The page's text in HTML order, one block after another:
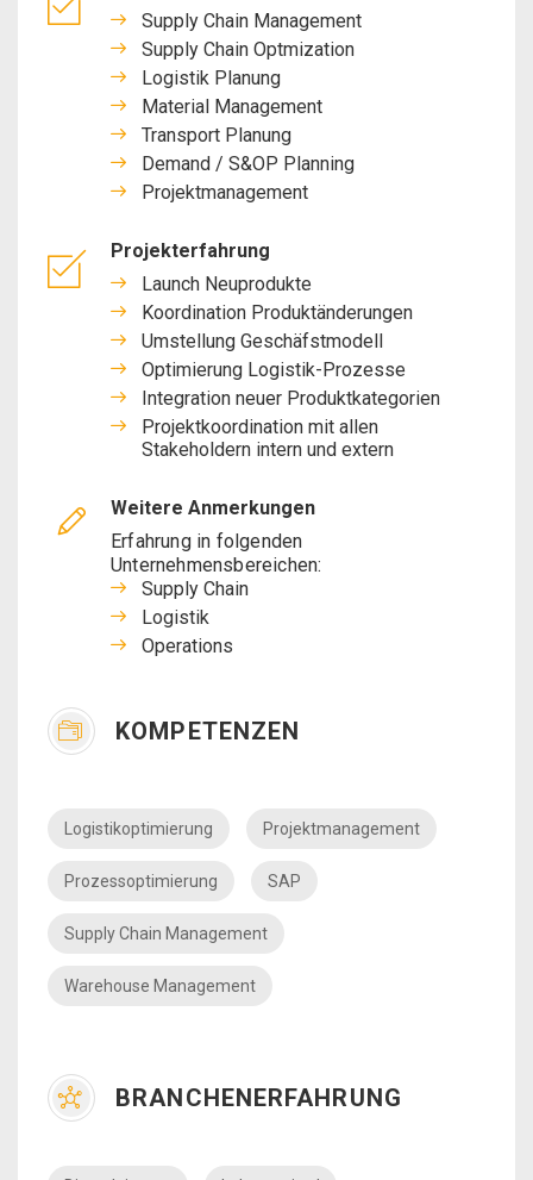
Supply Chain Management
Supply Chain Optmization
Logistik Planung
Material Management
Transport Planung
Demand / S&OP Planning
Projektmanagement
Projekterfahrung
Launch Neuprodukte
Koordination Produktänderungen
Umstellung Geschäfstmodell
Optimierung Logistik-Prozesse
Integration neuer Produktkategorien
Projektkoordination mit allen
Stakeholdern intern und extern
Weitere Anmerkungen
Erfahrung in folgenden
Unternehmensbereichen:
Supply Chain
Logistik
Operations
KOMPETENZEN
Logistikoptimierung Projektmanagement
Prozessoptimierung SAP
Supply Chain Management
Warehouse Management
BRANCHENERFAHRUNG